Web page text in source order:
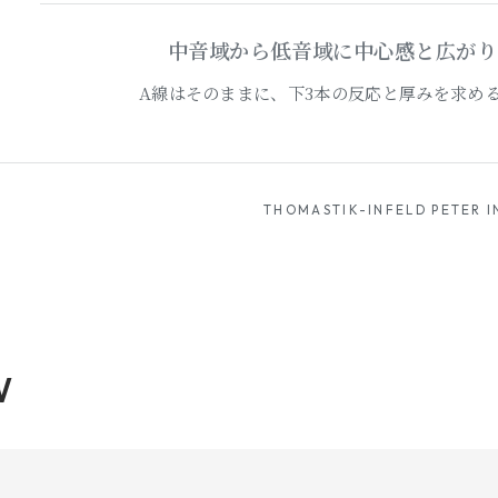
中音域から低音域に中心感と広が
A線はそのままに、下3本の反応と厚みを求め
THOMASTIK-INFELD PETER